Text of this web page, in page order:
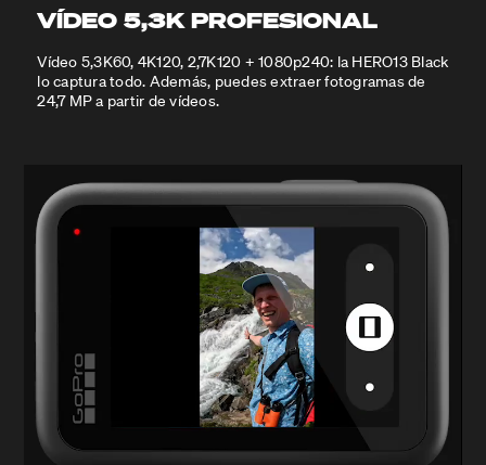
VÍDEO 5,3K PROFESIONAL
Vídeo 5,3K60, 4K120, 2,7K120 + 1080p240: la HERO13 Black
lo captura todo. Además, puedes extraer fotogramas de
24,7 MP a partir de vídeos.